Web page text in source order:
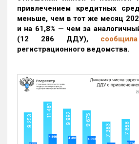
привлечением кредитных
меньше, чем в тот же месяц
и на 61,8% — чем за
(12 286 ДДУ), сообщила
регистрационного ведомства.